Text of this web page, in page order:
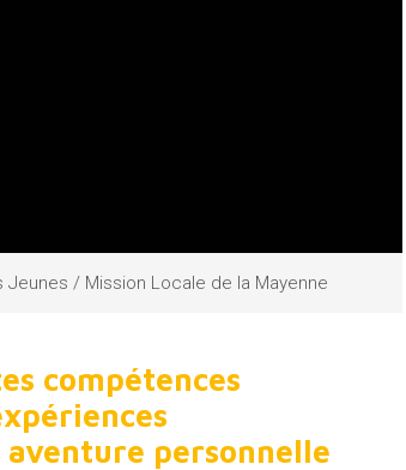
/ Mission Locale de la Mayenne
compétences
personnelle